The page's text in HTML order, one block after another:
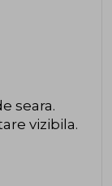
seara.
vizibila.